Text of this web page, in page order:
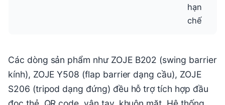
hạn
chế
Các dòng sản phẩm như ZOJE B202 (swing barrier
kính), ZOJE Y508 (flap barrier dạng cầu), ZOJE
S206 (tripod dạng đứng) đều hỗ trợ tích hợp đầu